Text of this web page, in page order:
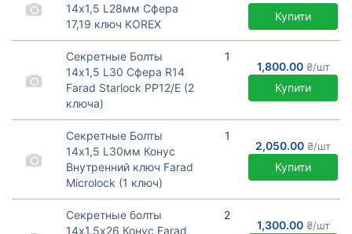
14х1,5 L28мм Сфера
17,19 ключ KOREX
Секретные болты KOREX
для VAG
Купити
Секретные Болты
14х1,5 L30 Сфера R14
Farad Starlock PP12/E (2
ключа)
Секретные болты Farad
StarLock со сферической
посадкой R14 для
оригинальных дисков
автомобилей:
Audi A8, Q3, Q5, Q7 (4M), Q8
(4M), VW Touareg (CR).
1
1,800.00₴/шт
Купити
Секретные Болты
14х1,5 L30мм Конус
Внутренний ключ Farad
Microlock (1 ключ)
Секретные болты премиум
Farad серия Microlock для
узких крепежных
1
2,050.00 ₴/шт
Купити
Секретные болты
14х1,5х26 Конус Farad
2
1,300.00₴/шт